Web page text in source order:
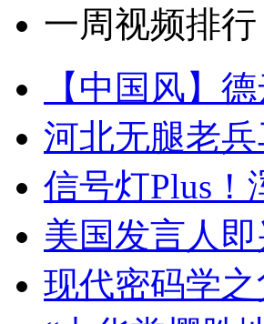
一周视频排行
【中国风】
河北无腿老
信号灯Plus！
美国发言人
现代密码学